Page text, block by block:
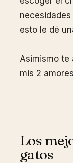
esto le dé
Asimismo te
mis 2
Los
gatos